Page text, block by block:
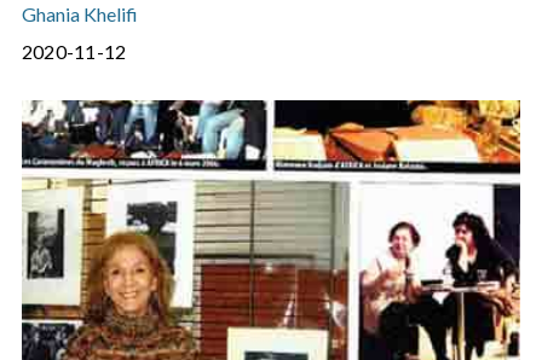
Ghania Khelifi
2020-11-12